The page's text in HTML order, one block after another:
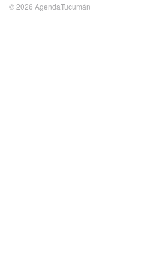
© 2026 AgendaTucumán